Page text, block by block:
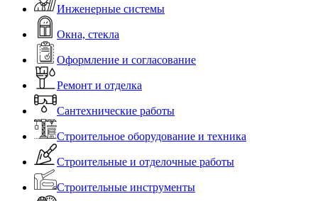
Инженерные системы
Окна, стекла
Оформление и согласование
Ремонт и отделка
Сантехнические работы
Строительное оборудование и техника
Строительные и отделочные работы
Строительные инструменты